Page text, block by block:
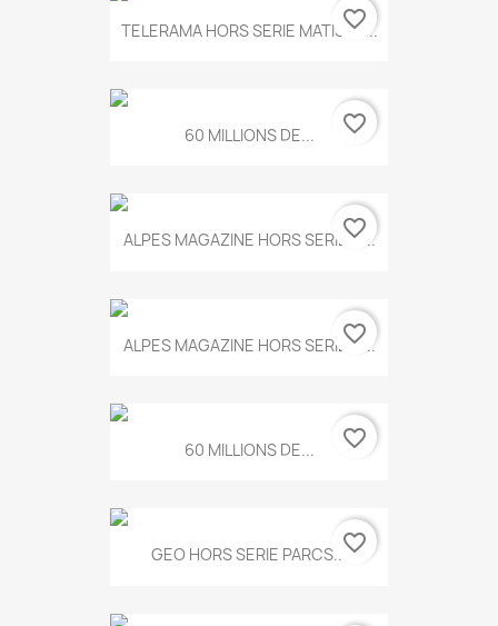
TELERAMA HORS SERIE MATISSE...
favorite_border
60 MILLIONS DE... favorite_border
ALPES MAGAZINE HORS SERIE N...
favorite_border
ALPES MAGAZINE HORS SERIE N...
favorite_border
60 MILLIONS DE... favorite_border
GEO HORS SERIE PARCS...favorite_border